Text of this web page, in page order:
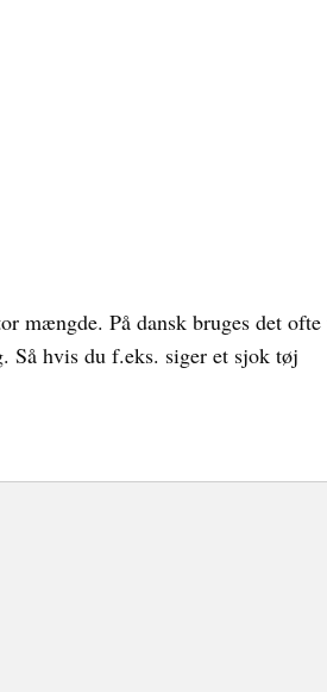
mængde. På dansk bruges det
Så hvis du f.eks. siger et sjok tøj